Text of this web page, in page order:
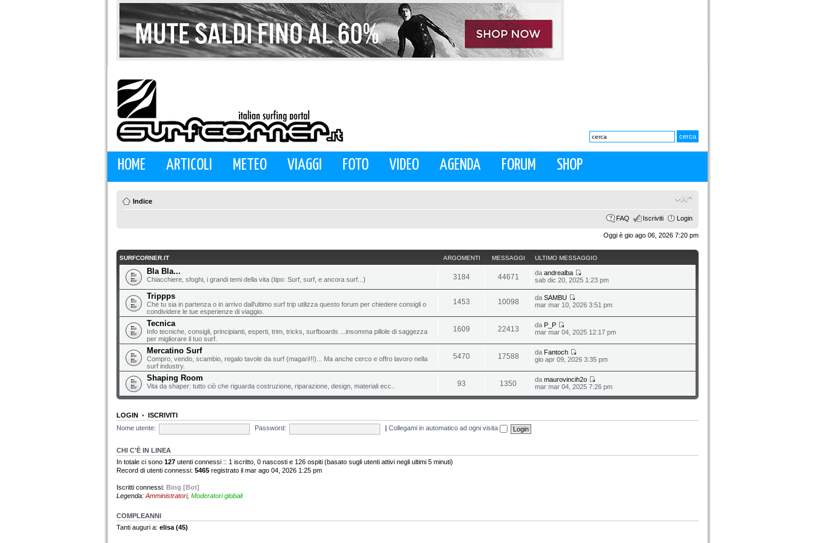
HOME ARTICOLI METEO VIAGGI FOTO VIDEO AGENDA FORUM SHOP
Indice
FAQ Iscriviti Login
Oggi è gio ago 06, 2026 7:20 pm
SURFCORNER.IT ARGOMENTI MESSAGGI ULTIMO MESSAGGIO
Bla Bla...
Chiacchiere, sfoghi, i grandi temi della vita (tipo: Surf, surf, e ancora surf...) 3184 44671 da andrealba
sab dic 20, 2025 1:23 pm
Trippps
Che tu sia in partenza o in arrivo dall'ultimo surf trip utilizza questo forum per chiedere consigli o
condividere le tue esperienze di viaggio.
1453 10098 da SAMBU
mar mar 10, 2026 3:51 pm
Tecnica
Info tecniche, consigli, principianti, esperti, trim, tricks, surfboards ...insomma pillole di saggezza
per migliorare il tuo surf.
1609 22413 da P_P
mar mar 04, 2025 12:17 pm
Mercatino Surf
Compro, vendo, scambio, regalo tavole da surf (magari!!!)... Ma anche cerco e offro lavoro nella
surf industry.
5470 17588 da Fantoch
gio apr 09, 2026 3:35 pm
Shaping Room
Vita da shaper: tutto ciò che riguarda costruzione, riparazione, design, materiali ecc.. 93 1350 da maurovincih2o
mar mar 04, 2025 7:26 pm
LOGIN • ISCRIVITI
Nome utente:
Password: Collegami in automatico ad ogni visita
CHI C’È IN LINEA
In totale ci sono 127 utenti connessi :: 1 iscritto, 0 nascosti e 126 ospiti (basato sugli utenti attivi negli ultimi 5 minuti)
Record di utenti connessi: 5465 registrato il mar ago 04, 2026 1:25 pm
Iscritti connessi: Bing [Bot]
Legenda: Amministratori, Moderatori globali
COMPLEANNI
Tanti auguri a: elisa (45)